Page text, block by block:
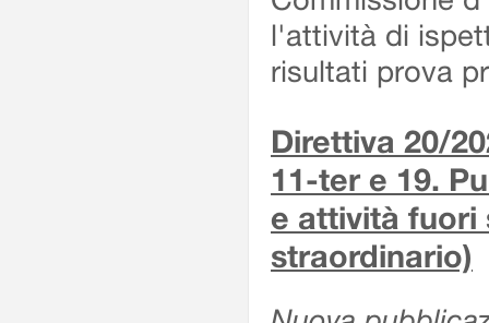
l'attività di
risultati prova
Direttiva 20/
11-ter e 19.
e attività fuori
straordinario)